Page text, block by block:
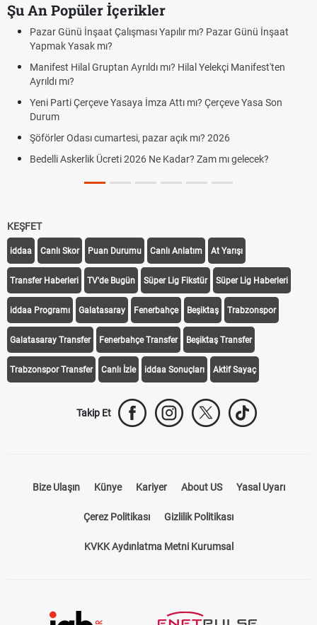
Şu An Popüler İçerikler
mı? Pazar Günü İnşaat
Yelekçi Manifest'ten
mı? Çerçeve Yasa Son
mı? 2026
Zam mı gelecek?
Bedelli askerlik çarşı izni var mı?
cumartesi-pazar günü kaça kadar
Cumartesi ve Pazar Detayı
Cumartesi çalışma saatleri!
Hazırlık Maçı ve Dostluk Maçı
KEŞFET
iddaa Canlı Skor Puan Durumu Canlı Anlatım At Yarışı
Transfer Haberleri TV'de Bugün Süper Lig Fikstür Süper Lig Haberleri
iddaa Programı Galatasaray Fenerbahçe Beşiktaş Trabzonspor
Galatasaray Transfer Fenerbahçe Transfer Beşiktaş Transfer
Trabzonspor Transfer Canlı İzle iddaa Sonuçları Aktif Sayaç
Takip Et
Bize Ulaşın Künye Kariyer About US Yasal Uyarı
Çerez Politikası Gizlilik Politikası
KVKK Aydınlatma Metni Kurumsal